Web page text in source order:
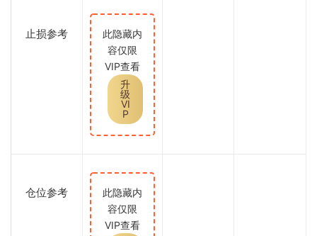
止损参考
此隐藏内
容仅限
VIP查看
升
级
VI
P
仓位参考
此隐藏内
容仅限
VIP查看